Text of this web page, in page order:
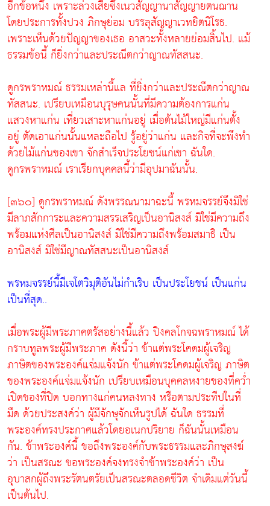
อีกข้อหนึ่ง เพราะล่วงเสียซึ่งเนวสัญญานาสัญญายตนฌาน
โดยประการทั้งปวง ภิกษุย่อม บรรลุสัญญาเวทยิตนิโรธ.
เพราะเห็นด้วยปัญญาของเธอ อาสวะทั้งหลายย่อมสิ้นไป. แม้
ธรรมข้อนี้ ก็ยิ่งกว่าและประณีตกว่าญาณทัสสนะ.
ดูกรพราหมณ์ ธรรมเหล่านี้แล ที่ยิ่งกว่าและประณีตกว่าญาณ
ทัสสนะ. เปรียบเหมือนบุรุษคนนั้นที่มีความต้องการแก่น
แสวงหาแก่น เที่ยวเสาะหาแก่นอยู่ เมื่อต้นไม้ใหญ่มีแก่นตั้ง
อยู่ ตัดเอาแก่นนั้นแหละถือไป รู้อยู่ว่าแก่น และกิจที่จะพึงทำ
ด้วยไม้แก่นของเขา จักสำเร็จประโยชน์แก่เขา ฉันใด.
ดูกรพราหมณ์ เราเรียกบุคคลนี้ว่ามีอุปมาฉันนั้น.
[๓๖๐] ดูกรพราหมณ์ ดังพรรณนามาฉะนี้ พรหมจรรย์จึงมิใช่
มีลาภสักการะและความสรรเสริญเป็นอานิสงส์ มิใช่มีความถึง
พร้อมแห่งศีลเป็นอานิสงส์ มิใช่มีความถึงพร้อมสมาธิ เป็น
อานิสงส์ มิใช่มีญาณทัสสนะเป็นอานิสงส์
พรหมจรรย์นี้มีเจโตวิมุติอันไม่กำเริบ เป็นประโยชน์ เป็นแก่น
เป็นที่สุด..
เมื่อพระผู้มีพระภาคตรัสอย่างนี้แล้ว ปิงคลโกจฉพราหมณ์ ได้
กราบทูลพระผู้มีพระภาค ดังนี้ว่า ข้าแต่พระโคดมผู้เจริญ
ภาษิตของพระองค์แจ่มแจ้งนัก ข้าแต่พระโคดมผู้เจริญ ภาษิต
ของพระองค์แจ่มแจ้งนัก เปรียบเหมือนบุคคลหงายของที่คว่ำ
เปิดของที่ปิด บอกทางแก่คนหลงทาง หรือตามประทีปในที่
มืด ด้วยประสงค์ว่า ผู้มีจักษุจักเห็นรูปได้ ฉันใด ธรรมที่
พระองค์ทรงประกาศแล้วโดยอเนกปริยาย ก็ฉันนั้นเหมือน
กัน. ข้าพระองค์นี้ ขอถึงพระองค์กับพระธรรมและภิกษุสงฆ์
ว่า เป็นสรณะ ขอพระองค์จงทรงจำข้าพระองค์ว่า เป็น
อุบาสกผู้ถึงพระรัตนตรัยเป็นสรณะตลอดชีวิต จำเดิมแต่วันนี้
เป็นต้นไป.